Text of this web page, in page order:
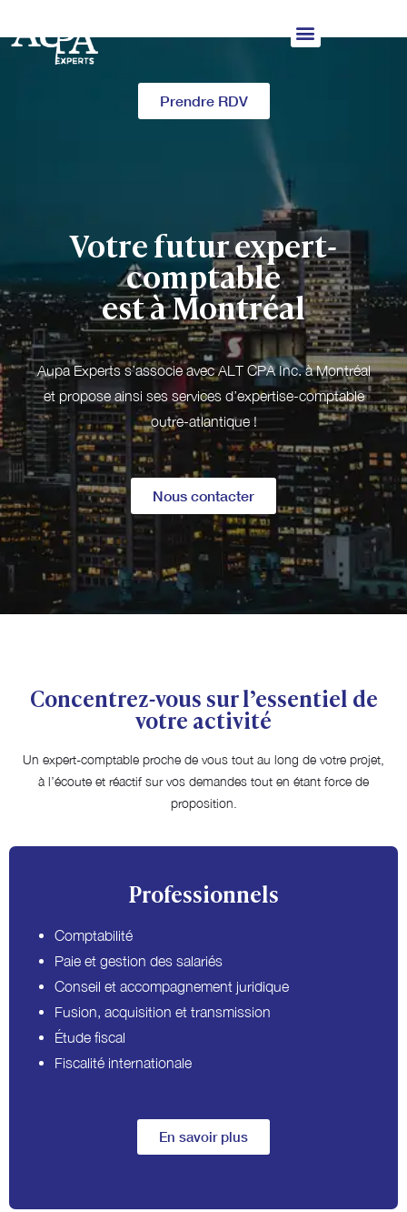
Prendre RDV
Votre futur expert-
comptable
est à Montréal
Aupa Experts s’associe avec ALT CPA Inc. à Montréal
et propose ainsi ses services d’expertise-comptable
outre-atlantique !
Nous contacter
Concentrez-vous sur l’essentiel de
votre activité
Un expert-comptable proche de vous tout au long de votre projet,
à l’écoute et réactif sur vos demandes tout en étant force de
proposition.
Professionnels
Comptabilité
Paie et gestion des salariés
Conseil et accompagnement juridique
Fusion, acquisition et transmission
Étude fiscal
Fiscalité internationale
En savoir plus